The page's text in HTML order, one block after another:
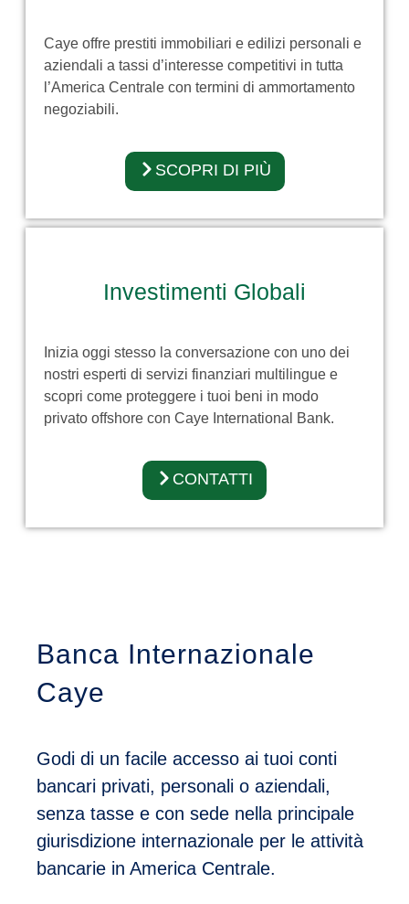
Caye offre prestiti immobiliari e edilizi personali e
aziendali a tassi d’interesse competitivi in tutta
l’America Centrale con termini di ammortamento
negoziabili.
SCOPRI DI PIÙ
Investimenti Globali
Inizia oggi stesso la conversazione con uno dei
nostri esperti di servizi finanziari multilingue e
scopri come proteggere i tuoi beni in modo
privato offshore con Caye International Bank.
CONTATTI
Banca Internazionale
Caye
Godi di un facile accesso ai tuoi conti
bancari privati, personali o aziendali,
senza tasse e con sede nella principale
giurisdizione internazionale per le attività
bancarie in America Centrale.